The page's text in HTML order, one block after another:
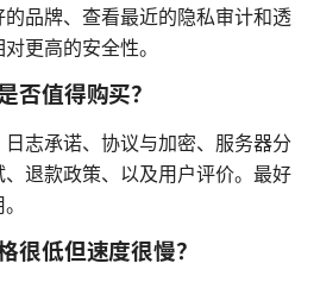
品牌、查看最近的隐私审计和透
更高的安全性。
否值得购买？
志承诺、协议与加密、服务器分
退款政策、以及用户评价。最好
很低但速度很慢？